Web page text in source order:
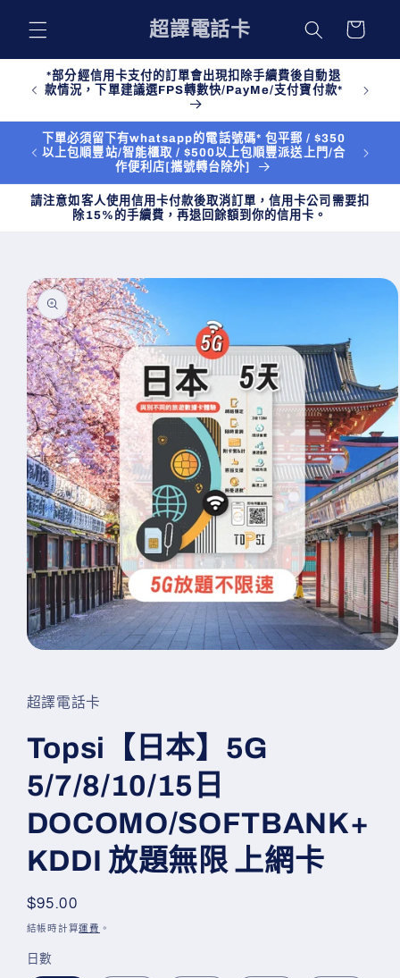
容
超譯電話卡
物
*部分經信用卡支付的訂單會出現扣除手續費後自動退
款情況，下單建議選FPS轉數快/PayMe/支付寶付款*
下單必須留下有whatsapp的電話號碼* 包平郵 / $350
以上包順豐站/智能櫃取 / $500以上包順豐派送上門/合
作便利店[攜號轉台除外]
請注意如客人使用信用卡付款後取消訂單，信用卡公司需要扣
除15%的手續費，再退回餘額到你的信用卡。
略過產
品資訊
動
視
中
開
啟
多
媒
體
案
超譯電話卡
Topsi【日本】5G
5/7/8/10/15日
DOCOMO/SOFTBANK+
KDDI 放題無限 上網卡
定
價
$95.00
結帳時計算運費 。
日數